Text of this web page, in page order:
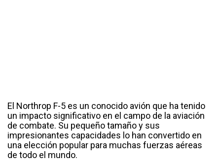
El Northrop F-5 es un conocido avión que ha tenido
un impacto significativo en el campo de la aviación
de combate. Su pequeño tamaño y sus
impresionantes capacidades lo han convertido en
una elección popular para muchas fuerzas aéreas
de todo el mundo.